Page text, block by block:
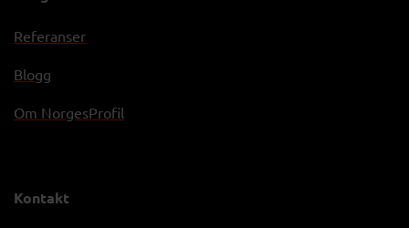
Referanser
Blogg
Om NorgesProfil
Kontakt